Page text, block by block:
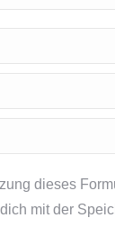
dieses
mit der